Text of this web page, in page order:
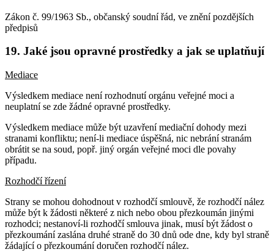
Zákon č. 99/1963 Sb., občanský soudní řád, ve znění pozdějších
předpisů
19. Jaké jsou opravné prostředky a jak se uplatňují
Mediace
Výsledkem mediace není rozhodnutí orgánu veřejné moci a
neuplatní se zde žádné opravné prostředky.
Výsledkem mediace může být uzavření mediační dohody mezi
stranami konfliktu; není-li mediace úspěšná, nic nebrání stranám
obrátit se na soud, popř. jiný orgán veřejné moci dle povahy
případu.
Rozhodčí řízení
Strany se mohou dohodnout v rozhodčí smlouvě, že rozhodčí nález
může být k žádosti některé z nich nebo obou přezkoumán jinými
rozhodci; nestanoví-li rozhodčí smlouva jinak, musí být žádost o
přezkoumání zaslána druhé straně do 30 dnů ode dne, kdy byl straně
žádající o přezkoumání doručen rozhodčí nález.